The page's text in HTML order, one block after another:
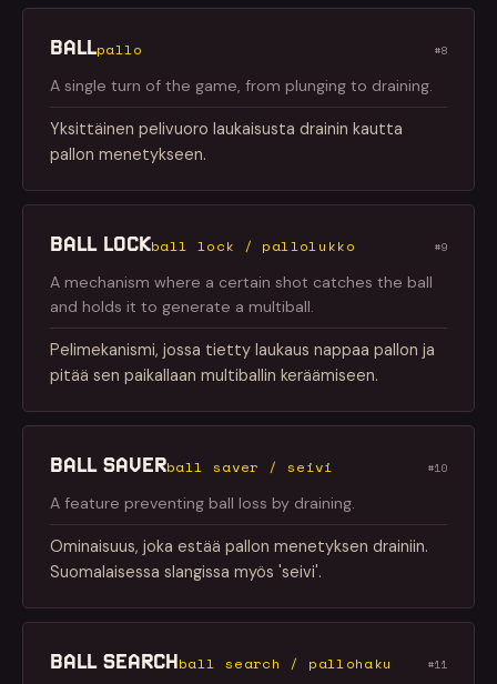
BALLpallo #8
A single turn of the game, from plunging to draining.
Yksittäinen pelivuoro laukaisusta drainin kautta
pallon menetykseen.
BALL LOCKball lock / pallolukko #9
A mechanism where a certain shot catches the ball
and holds it to generate a multiball.
Pelimekanismi, jossa tietty laukaus nappaa pallon ja
pitää sen paikallaan multiballin keräämiseen.
BALL SAVERball saver / seivi #10
A feature preventing ball loss by draining.
Ominaisuus, joka estää pallon menetyksen drainiin.
Suomalaisessa slangissa myös 'seivi'.
BALL SEARCHball search / pallohaku #11